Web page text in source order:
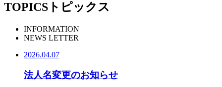
TOPICS トピックス
INFORMATION
NEWS LETTER
2026.04.07
法人名変更のお知らせ